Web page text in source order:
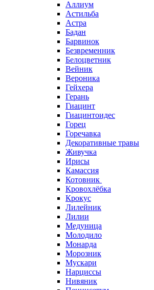
Аллиум
Астильба
Астра
Бадан
Барвинок
Безвременник
Белоцветник
Вейник
Вероника
Гейхера
Герань
Гиацинт
Гиацинтоидес
Горец
Горечавка
Декоративные травы
Живучка
Ирисы
Камассия
Котовник
Кровохлёбка
Крокус
Лилейник
Лилии
Медуница
Молодило
Монарда
Морозник
Мускари
Нарциссы
Нивяник